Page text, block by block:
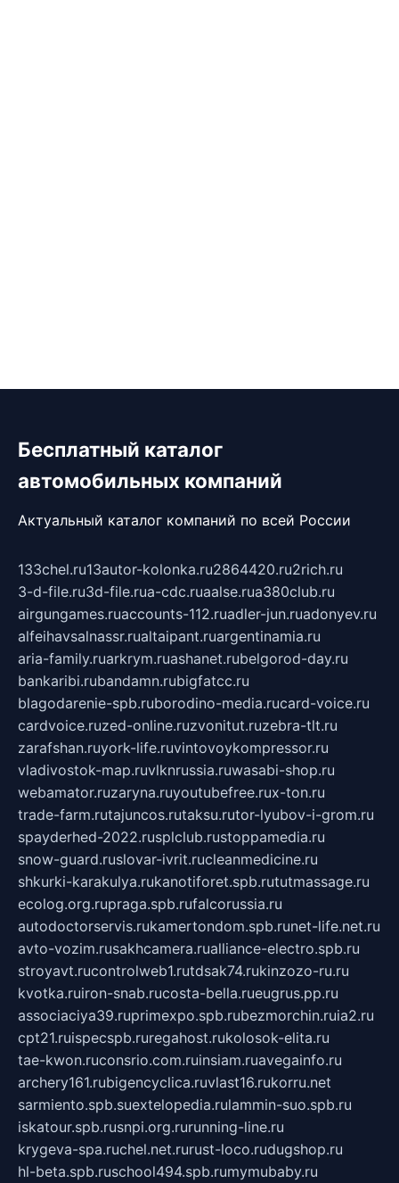
Бесплатный каталог
автомобильных компаний
Актуальный каталог компаний по всей России
133chel.ru13autor-kolonka.ru2864420.ru2rich.ru
3-d-file.ru3d-file.rua-cdc.ruaalse.rua380club.ru
airgungames.ruaccounts-112.ruadler-jun.ruadonyev.ru
alfeihavsalnassr.rualtaipant.ruargentinamia.ru
aria-family.ruarkrym.ruashanet.rubelgorod-day.ru
bankaribi.rubandamn.rubigfatcc.ru
blagodarenie-spb.ruborodino-media.rucard-voice.ru
cardvoice.ruzed-online.ruzvonitut.ruzebra-tlt.ru
zarafshan.ruyork-life.ruvintovoykompressor.ru
vladivostok-map.ruvlknrussia.ruwasabi-shop.ru
webamator.ruzaryna.ruyoutubefree.rux-ton.ru
trade-farm.rutajuncos.rutaksu.rutor-lyubov-i-grom.ru
spayderhed-2022.rusplclub.rustoppamedia.ru
snow-guard.ruslovar-ivrit.rucleanmedicine.ru
shkurki-karakulya.rukanotiforet.spb.rututmassage.ru
ecolog.org.rupraga.spb.rufalcorussia.ru
autodoctorservis.rukamertondom.spb.runet-life.net.ru
avto-vozim.rusakhcamera.rualliance-electro.spb.ru
stroyavt.rucontrolweb1.rutdsak74.rukinzozo-ru.ru
kvotka.ruiron-snab.rucosta-bella.rueugrus.pp.ru
associaciya39.ruprimexpo.spb.rubezmorchin.ruia2.ru
cpt21.ruispecspb.ruregahost.rukolosok-elita.ru
tae-kwon.ruconsrio.com.ruinsiam.ruavegainfo.ru
archery161.rubigencyclica.ruvlast16.rukorru.net
sarmiento.spb.suextelopedia.rulammin-suo.spb.ru
iskatour.spb.rusnpi.org.rurunning-line.ru
krygeva-spa.ruchel.net.rurust-loco.rudugshop.ru
hl-beta.spb.ruschool494.spb.rumymubaby.ru